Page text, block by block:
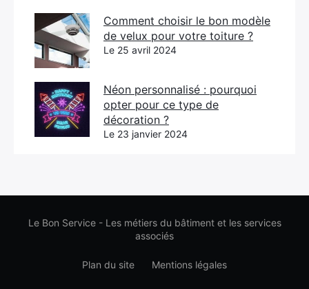
Comment choisir le bon modèle
de velux pour votre toiture ?
Le 25 avril 2024
Néon personnalisé : pourquoi
opter pour ce type de
décoration ?
Le 23 janvier 2024
Le Bon Service - Les métiers du bâtiment et les services
associés
Plan du site Mentions légales